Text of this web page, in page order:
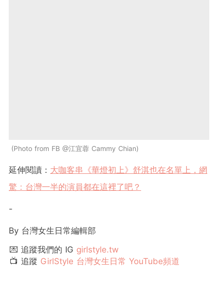
Photo from FB @江宜蓉 Cammy Chian
延伸閱讀： 大咖客串《華燈初上》舒淇也在名單上，網
驚 : 台灣一半的演員都在這裡了吧？
-
By 台灣女生日常編輯部
💌 追蹤我們的 IG girlstyle.tw
📺 追蹤 GirlStyle 台灣女生日常 YouTube頻道